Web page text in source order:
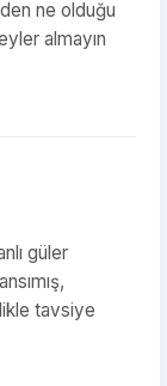
ne olduğu
almayın
güler
tavsiye